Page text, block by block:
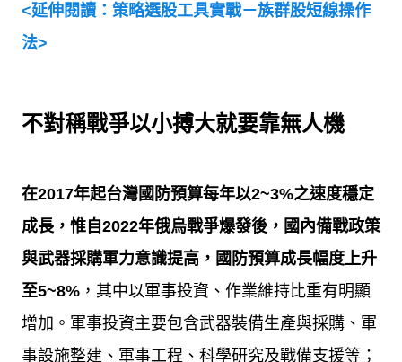
<延伸閱讀：策略選股工具實戰－族群股短線操作
法>
不對稱戰爭以小搏大就要靠無人機
在2017年起台灣國防預算每年以2~3%之速度穩定
成長，惟自 2022年俄烏戰爭爆發後，國內備戰政策
與武器採購軍力意識提高，國防預算成長幅度上升
至5~8% ，其中以軍事投資、作業維持比重有明顯
增加。軍事投資主要包含武器裝備生產與採購、軍
事設施整建、軍事工程、科學研究及戰備支援等；